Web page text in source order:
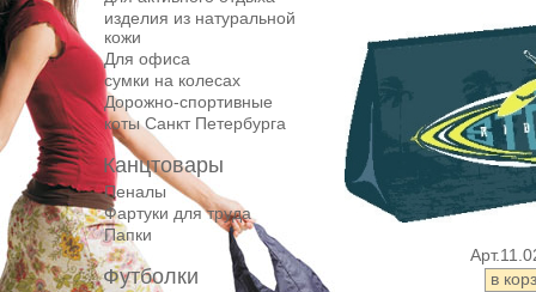
изделия из натуральной
кожи
Для офиса
сумки на колесах
Дорожнo-спортивные
коты Санкт Петербурга
Канцтовары
Пеналы
Фартуки для труда
Папки
Футболки